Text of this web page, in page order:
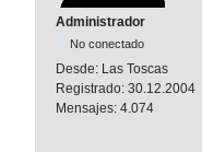
Administrador
No conectado
Desde: Las Toscas
Registrado: 30.12.2004
Mensajes: 4.074